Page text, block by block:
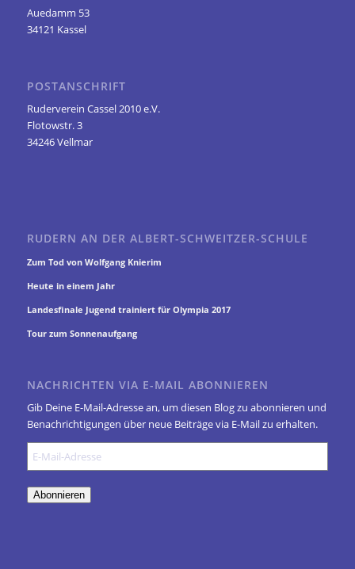
Auedamm 53
34121 Kassel
POSTANSCHRIFT
Ruderverein Cassel 2010 e.V.
Flotowstr. 3
34246 Vellmar
RUDERN AN DER ALBERT-SCHWEITZER-SCHULE
Zum Tod von Wolfgang Knierim
Heute in einem Jahr
Landesfinale Jugend trainiert für Olympia 2017
Tour zum Sonnenaufgang
NACHRICHTEN VIA E-MAIL ABONNIEREN
Gib Deine E-Mail-Adresse an, um diesen Blog zu abonnieren und
Benachrichtigungen über neue Beiträge via E-Mail zu erhalten.
Abonnieren